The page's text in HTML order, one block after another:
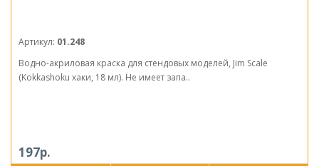
Артикул: 01.248
Водно-акриловая краска для стендовых моделей, Jim Scale
(Kokkashoku хаки, 18 мл). Не имеет запа..
197р.